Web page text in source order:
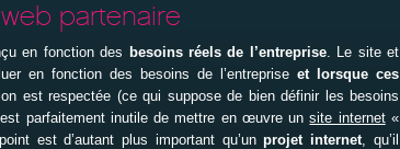
partenaire
en fonction des besoins réels de l’entreprise. Le site et
en fonction des besoins de l’entreprise et lorsque ces
est respectée (ce qui suppose de bien définir les besoins
parfaitement inutile de mettre en œuvre unsite internet«
est d’autant plus important qu’unprojet internet, qu’il